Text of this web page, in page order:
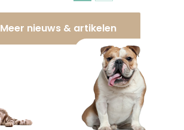
Meer nieuws & artikelen